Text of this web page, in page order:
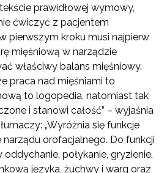
prawidłowej wymowy,
ćwiczyć z pacjentem
pierwszym kroku musi najpierw
mięśniową w narządzie
właściwy balans mięśniowy.
praca nad mięśniami to
to logopedia, natomiast tak
i stanowi całość” – wyjaśnia
„Wyróżnia się funkcje
narządu orofacjalnego. Do funkcji
połykanie, gryzienie,
języka, żuchwy i warg oraz